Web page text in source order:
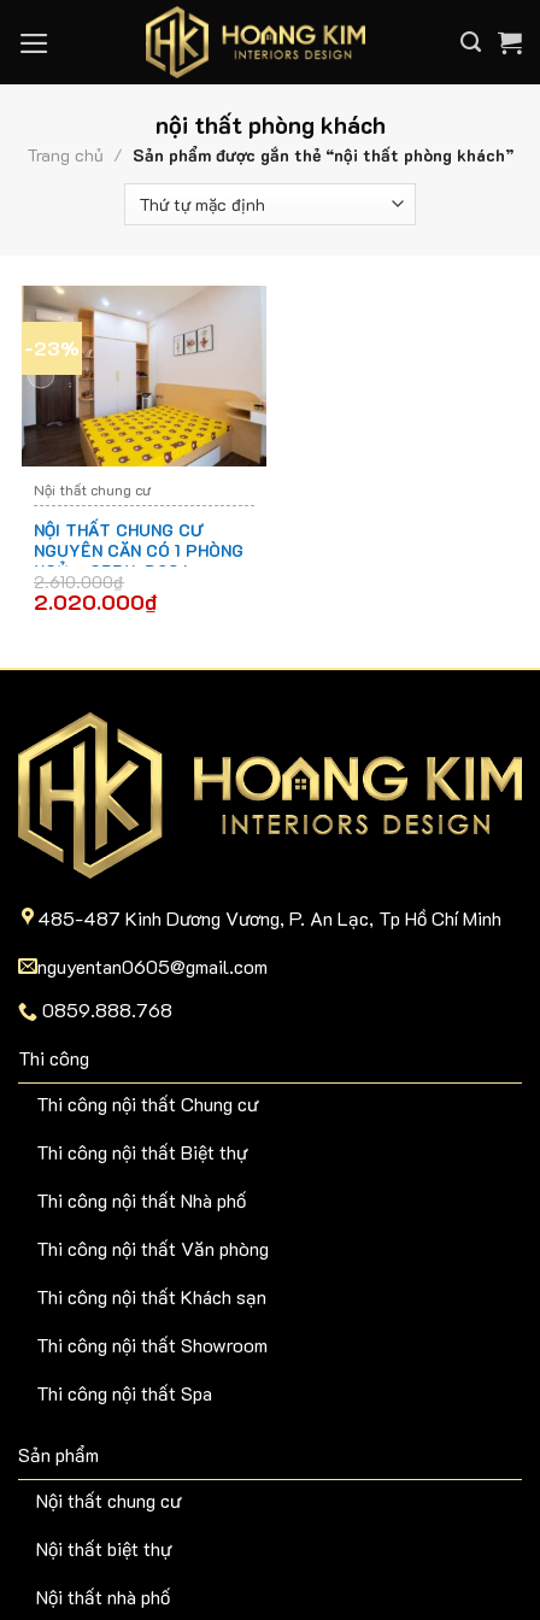
nội thất phòng khách
Trang chủ / Sản phẩm được gắn thẻ “nội thất phòng khách”
-23%
Nội thất chung cư
NỘI THẤT CHUNG CƯ
NGUYÊN CĂN CÓ 1 PHÒNG
NGỦ – CBPN-D024
2.610.000₫
2.020.000₫
485-487 Kinh Dương Vương, P. An Lạc, Tp Hồ Chí Minh
nguyentan0605@gmail.com
0859.888.768
Thi công
Thi công nội thất Chung cư
Thi công nội thất Biệt thự
Thi công nội thất Nhà phố
Thi công nội thất Văn phòng
Thi công nội thất Khách sạn
Thi công nội thất Showroom
Thi công nội thất Spa
Sản phẩm
Nội thất chung cư
Nội thất biệt thự
Nội thất nhà phố